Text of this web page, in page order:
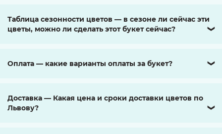
Таблица сезонности цветов — в сезоне ли сейчас эти
цветы, можно ли сделать этот букет сейчас?
❯
Оплата — какие варианты оплаты за букет? ❯
Доставка — Какая цена и сроки доставки цветов по
Львову?
❯